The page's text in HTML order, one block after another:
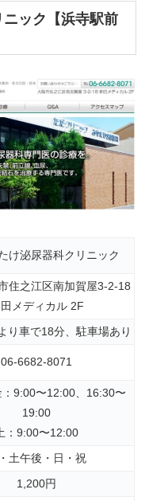
ック【浜寺駅前
け泌尿器科クリニック
住之江区南加賀屋3-2-18
メディカル 2F
り車で18分、駐車場あり
06-6682-8071
：9:00〜12:00、16:30〜
19:00
：9:00〜12:00
土午後・日・祝
1,200円